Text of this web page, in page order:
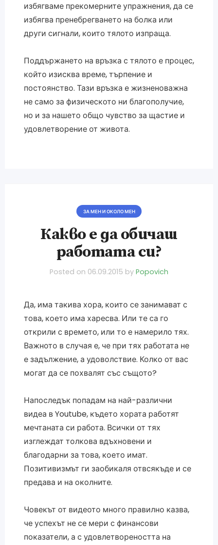
избягваме прекомерните упражнения, да се
избягва пренебрегването на болка или
други сигнали, които тялото изпраща.
Поддържането на връзка с тялото е процес,
който изисква време, търпение и
постоянство. Тази връзка е жизненоважна
не само за физическото ни благополучие,
но и за нашето общо чувство за щастие и
удовлетворение от живота.
ЗА МЕН И ОКОЛО МЕН
Какво е да обичаш
работата си?
Posted on 06.09.2015 by Popovich
Да, има такива хора, които се занимават с
това, което има харесва. Или те са го
открили с времето, или то е намерило тях.
Важното в случая е, че при тях работата не
е задължение, а удоволствие. Колко от вас
могат да се похвалят със същото?
Напоследък попадам на най-различни
видеа в Youtube, където хората работят
мечтаната си работа. Всички от тях
изглеждат толкова вдъхновени и
благодарни за това, което имат.
Позитивизмът ги заобикаля отвсякъде и се
предава и на околните.
Човекът от видеото много правилно казва,
че успехът не се мери с финансови
показатели, а с удовлетвореността на